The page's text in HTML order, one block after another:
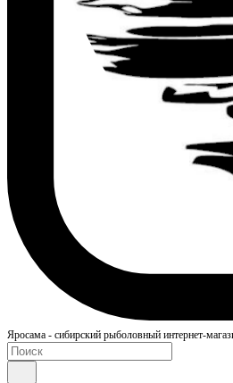
Яросама - сибирский рыболовный интернет-